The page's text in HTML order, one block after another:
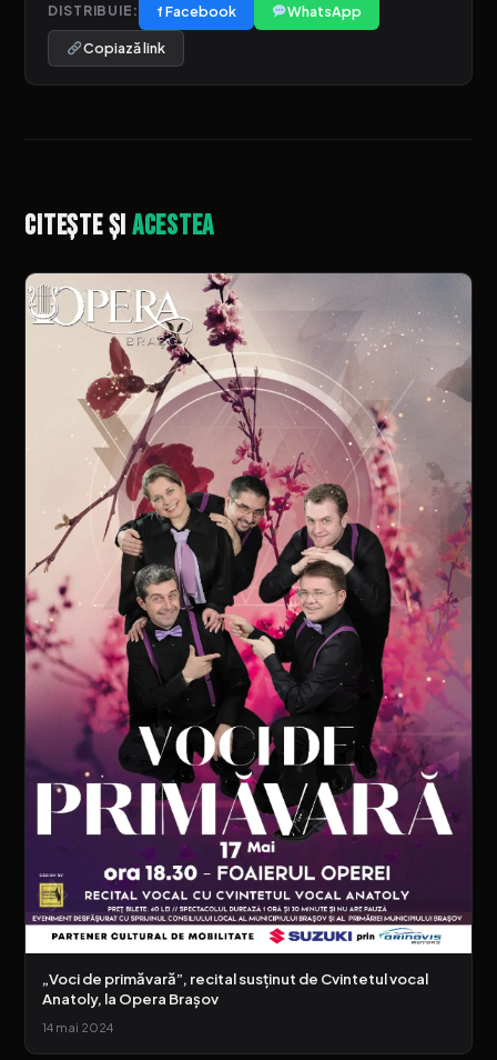
DISTRIBUIE: f Facebook WhatsApp
Copiază link
Citește șiacestea
„Voci de primăvară”, recital susținut de Cvintetul vocal
Anatoly, la Opera Brașov
14 mai 2024